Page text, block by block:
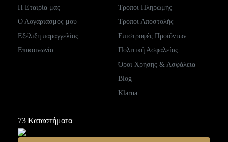
Η Εταιρία μας
Ο Λογαριασμός μου
Εξέλιξη παραγγελίας
Επικοινωνία
Τρόποι Πληρωμής
Τρόποι Αποστολής
Επιστροφές Προϊόντων
Πολιτική Ασφαλείας
Όροι Χρήσης & Ασφάλεια
Blog
Klarna
73 Καταστήματα